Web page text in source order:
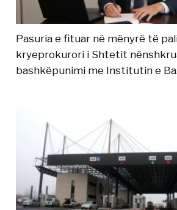
Pasuria e fituar në mënyrë të
kryeprokurori i Shtetit
bashkëpunimi me Institutin e